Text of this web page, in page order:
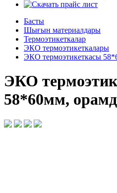
Басты
Шығын материалдары
Термоэтикеткалар
ЭКО термоэтикеткалары
ЭКО термоэтикеткасы
ЭКО
58*60мм,